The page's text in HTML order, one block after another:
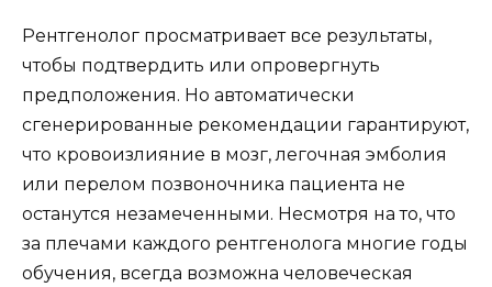
Рентгенолог просматривает все результаты,
чтобы подтвердить или опровергнуть
предположения. Но автоматически
сгенерированные рекомендации гарантируют,
что кровоизлияние в мозг, легочная эмболия
или перелом позвоночника пациента не
останутся незамеченными. Несмотря на то, что
за плечами каждого рентгенолога многие годы
обучения, всегда возможна человеческая